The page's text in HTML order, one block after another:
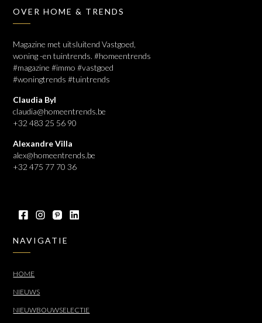
OVER HOME & TRENDS
Magazine met uitsluitend Vastgoed,
woning -en tuintrends. #homeentrends
#magazine #immo #vastgoed
#woningtrends #tuintrends
Claudia Byl
claudia@homeentrends.be
+32 483 25 56 90
Alexandre Villa
alex@homeentrends.be
+32 475 77 70 36
NAVIGATIE
HOME
NIEUWS
NIEUWBOUWSELECTIE